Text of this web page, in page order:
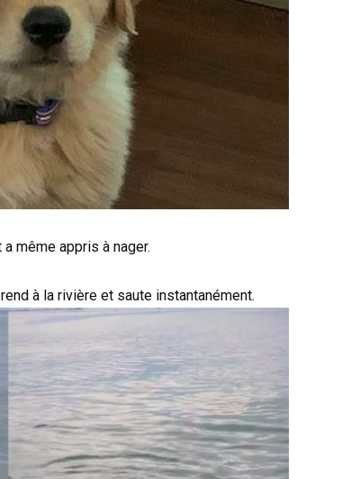
même appris à nager.
à la rivière et saute instantanément.